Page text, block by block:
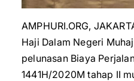
AMPHURI.ORG,
Haji Dalam Negeri
pelunasan Biaya
1441H/2020M tahap II